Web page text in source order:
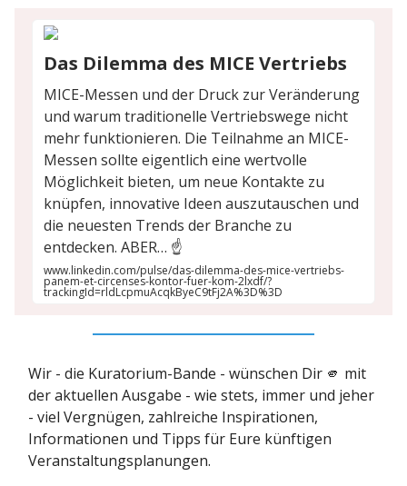
Das Dilemma des MICE Vertriebs
MICE-Messen und der Druck zur Veränderung
und warum traditionelle Vertriebswege nicht
mehr funktionieren. Die Teilnahme an MICE-
Messen sollte eigentlich eine wertvolle
Möglichkeit bieten, um neue Kontakte zu
knüpfen, innovative Ideen auszutauschen und
die neuesten Trends der Branche zu
entdecken. ABER… ☝️
www.linkedin.com/pulse/das-dilemma-des-mice-vertriebs-
panem-et-circenses-kontor-fuer-kom-2lxdf/?
trackingId=rldLcpmuAcqkByeC9tFj2A%3D%3D
Wir - die Kuratorium-Bande - wünschen Dir 🫵 mit
der aktuellen Ausgabe - wie stets, immer und jeher
- viel Vergnügen, zahlreiche Inspirationen,
Informationen und Tipps für Eure künftigen
Veranstaltungsplanungen.